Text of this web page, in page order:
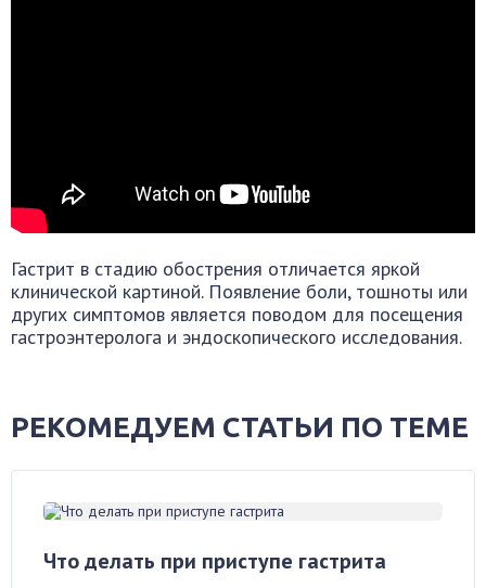
Гастрит в стадию обострения отличается яркой
клинической картиной. Появление боли, тошноты или
других симптомов является поводом для посещения
гастроэнтеролога и эндоскопического исследования.
РЕКОМЕДУЕМ СТАТЬИ ПО ТЕМЕ
Что делать при приступе гастрита